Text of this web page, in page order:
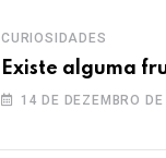
CURIOSIDADES
Existe alguma
14 DE DEZEMBRO